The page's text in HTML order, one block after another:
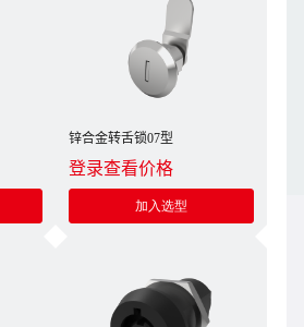
锌合金转舌锁07型
登录查看价格
加入选型